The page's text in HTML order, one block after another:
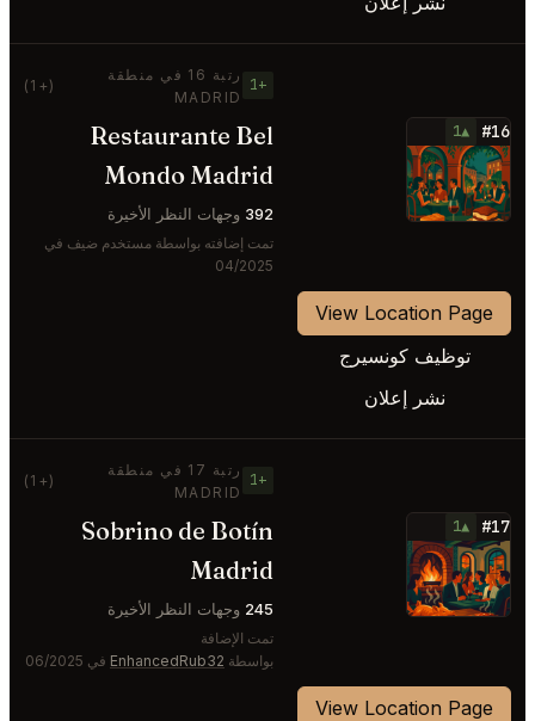
#16
▲1
⭐
+1
رتبة 16 في منطقة
MADRID
(+1)
Restaurante Bel
Mondo Madrid
392 وجهات النظر الأخيرة
تمت إضافته بواسطة مستخدم ضيف في
04/2025
View Location Page
توظيف كونسيرج
نشر إعلان
#17
▲1
⭐
+1
رتبة 17 في منطقة
MADRID
(+1)
Sobrino de Botín
Madrid
245 وجهات النظر الأخيرة
تمت الإضافة
بواسطة EnhancedRub32 في 06/2025
View Location Page